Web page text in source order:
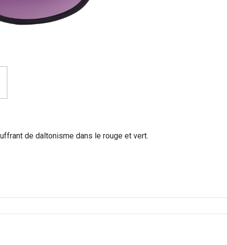
de daltonisme dans le rouge et vert.